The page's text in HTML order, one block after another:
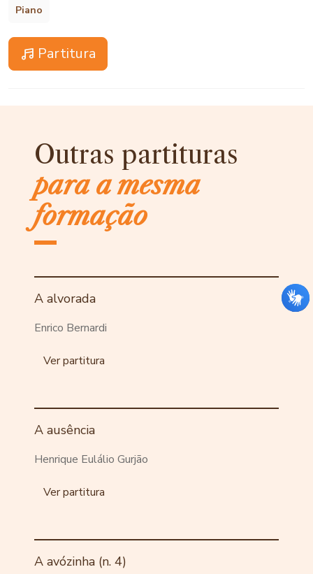
Piano
Partitura
Outras partituras
para a mesma
formação
A alvorada
Enrico Bernardi
Ver partitura
A ausência
Henrique Eulálio Gurjão
Ver partitura
A avózinha (n. 4)